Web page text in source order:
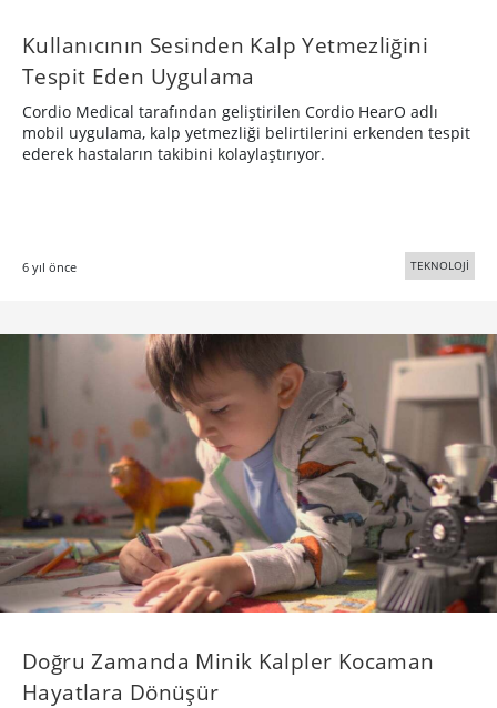
Kullanıcının Sesinden Kalp Yetmezliğini
Tespit Eden Uygulama
Cordio Medical tarafından geliştirilen Cordio HearO adlı
mobil uygulama, kalp yetmezliği belirtilerini erkenden tespit
ederek hastaların takibini kolaylaştırıyor.
6 yıl önce TEKNOLOJİ
Doğru Zamanda Minik Kalpler Kocaman
Hayatlara Dönüşür